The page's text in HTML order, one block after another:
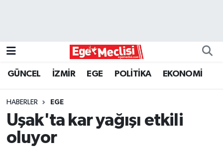
GÜNCEL İZMİR EGE POLİTİKA EKONOMİ
HABERLER EGE
Uşak'ta kar yağışı etkili
oluyor
GÜNCEL
İZMİR
ÖZEL HABER